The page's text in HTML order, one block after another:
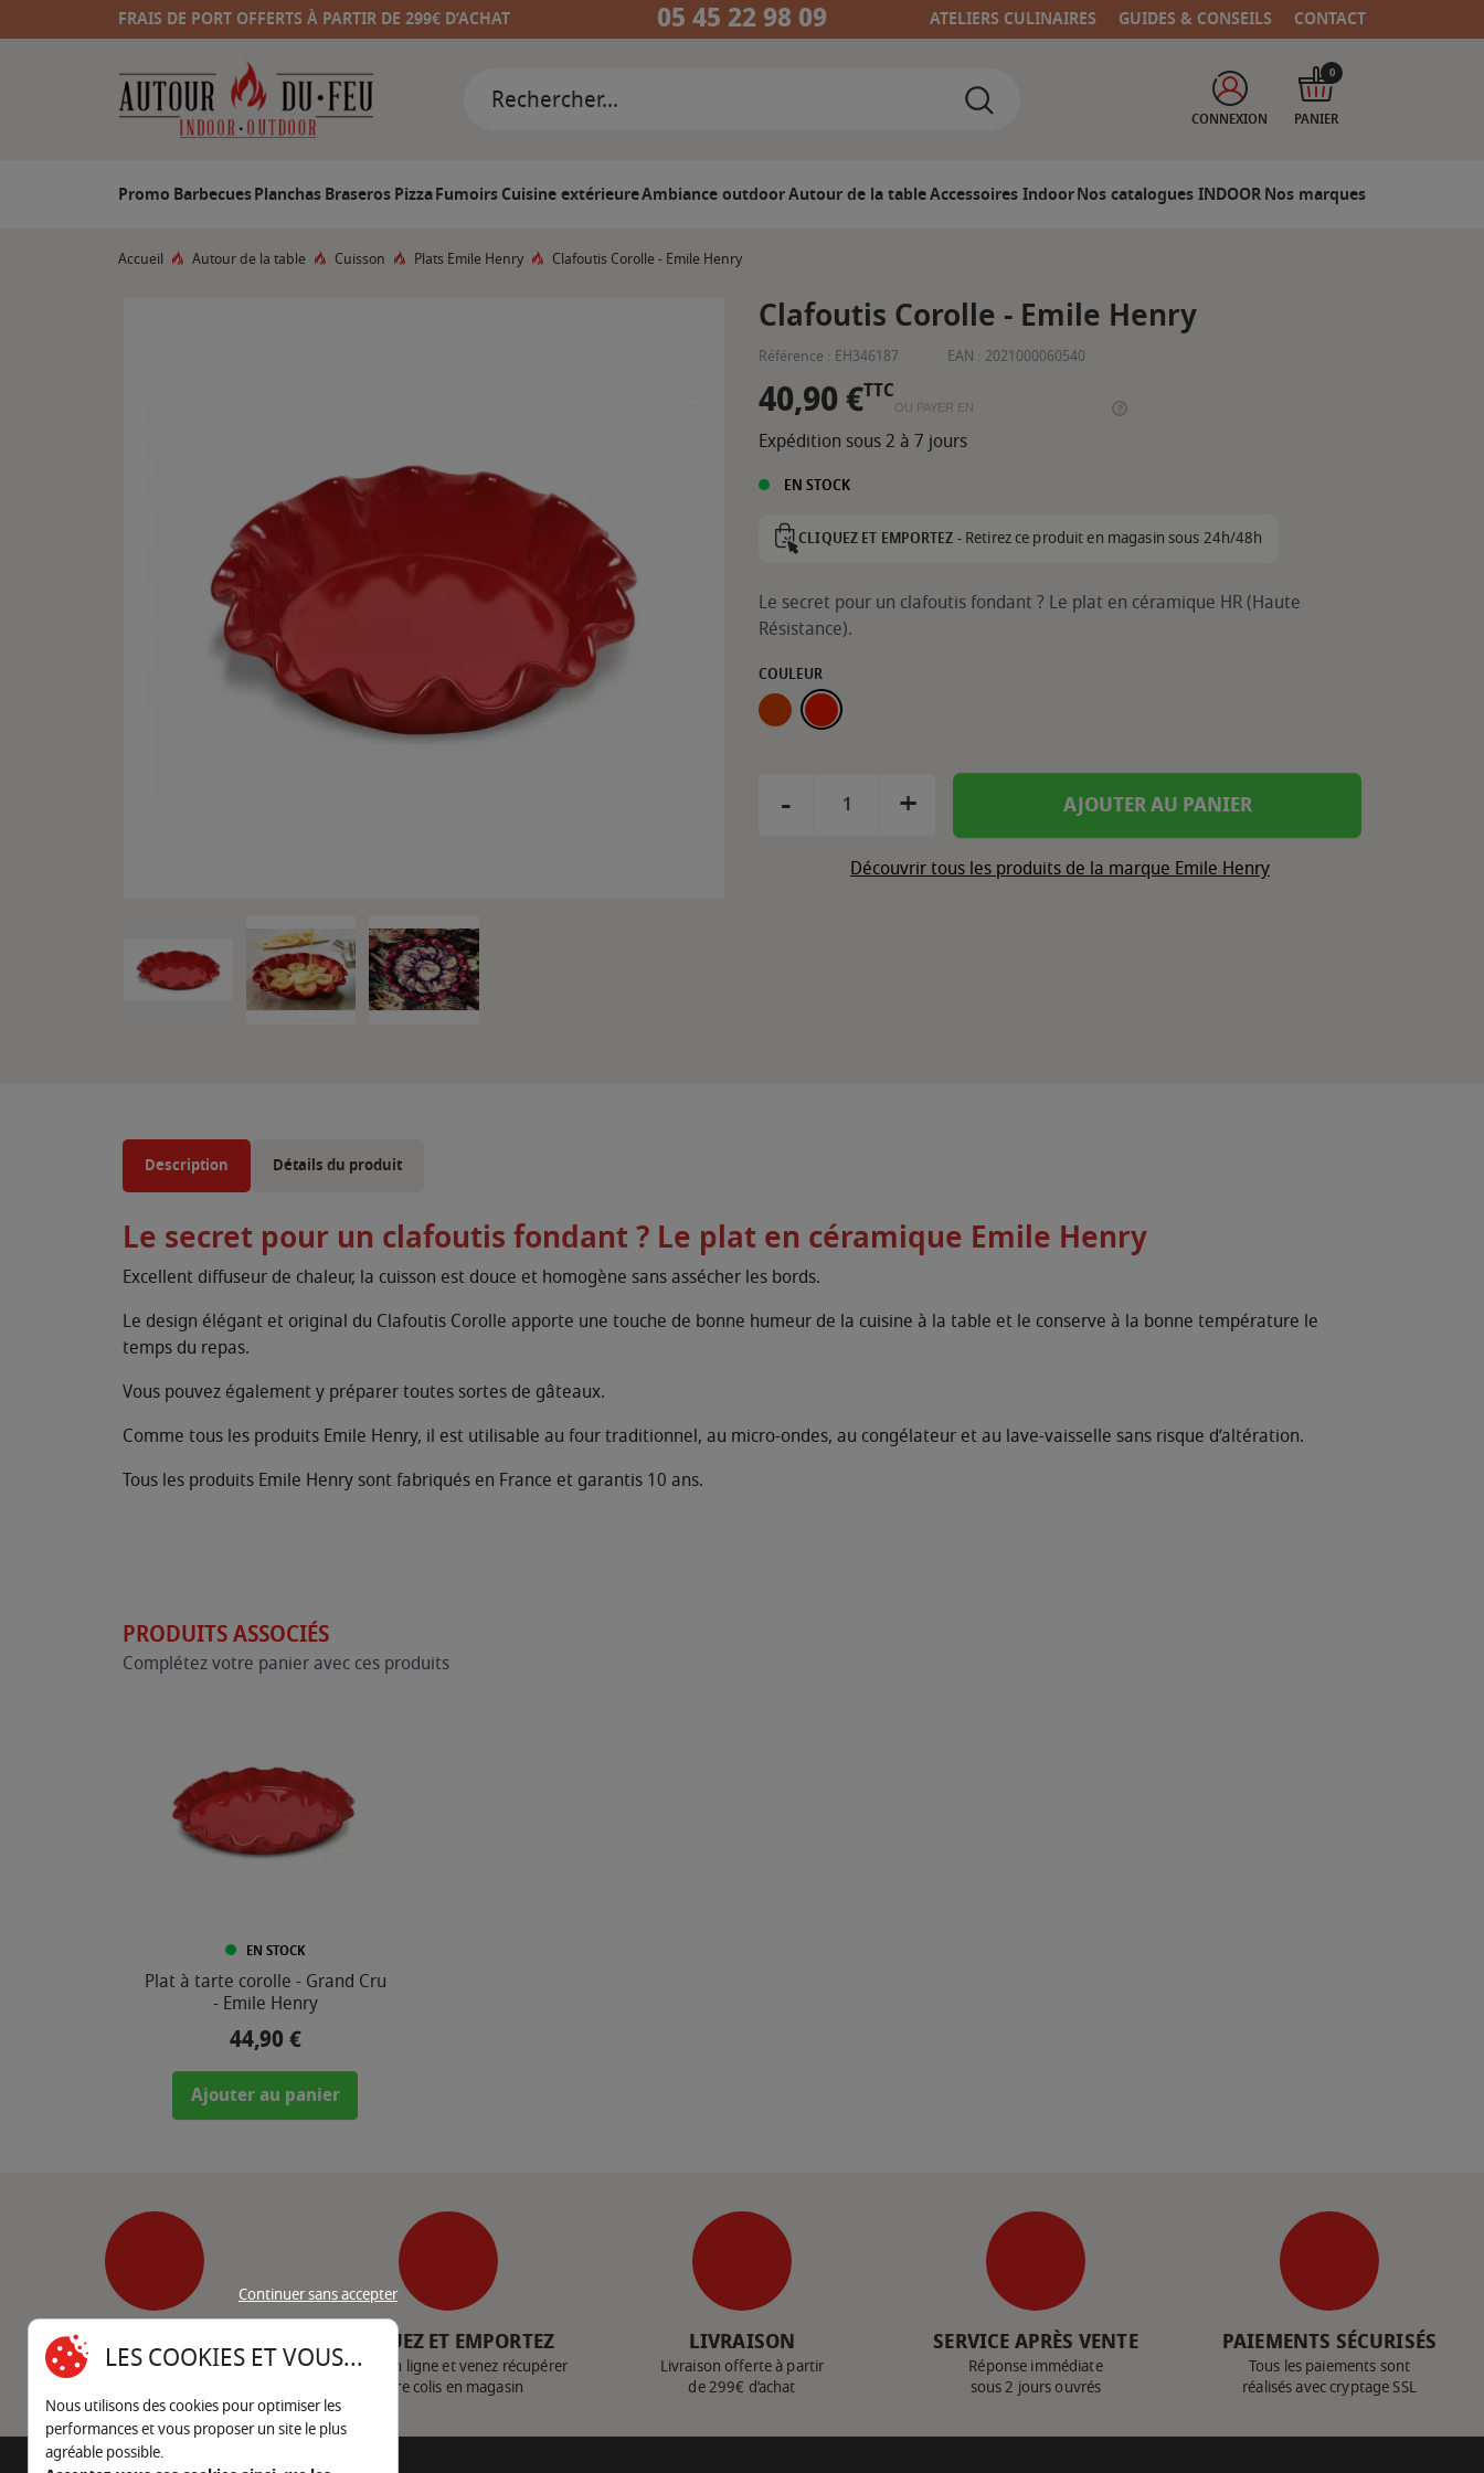
FRAIS DE PORT OFFERTS À PARTIR DE 299€ D’ACHAT 05 45 22 98 09 ATELIERS CULINAIRES GUIDES & CONSEILS CONTACT
CONNEXION PANIER
0
Promo BarbecuesPlanchasBraserosPizzaFumoirsCuisine extérieureAmbiance outdoorAutour de la tableAccessoires IndoorNos catalogues INDOORNos marques
Accueil Autour de la table Cuisson Plats Emile Henry Clafoutis Corolle - Emile Henry
Clafoutis Corolle - Emile Henry
Référence : EH346187 EAN : 2021000060540
40,90 €TTC
OU PAYER EN
Expédition sous 2 à 7 jours
EN STOCK
CLIQUEZ ET EMPORTEZ -Retirez ce produit en magasin sous 24h/48h
Le secret pour un clafoutis fondant ? Le plat en céramique HR (Haute
Résistance).
COULEUR
BRIQUEGRAND CRU
- + AJOUTER AU PANIER
Découvrir tous les produits de la marque Emile Henry
Description Détails du produit
Le secret pour un clafoutis fondant ? Le plat en céramique Emile Henry
Excellent diffuseur de chaleur, la cuisson est douce et homogène sans assécher les bords.
Le design élégant et original du Clafoutis Corolle apporte une touche de bonne humeur de la cuisine à la table et le conserve à la bonne température le
temps du repas.
Vous pouvez également y préparer toutes sortes de gâteaux.
Comme tous les produits Emile Henry, il est utilisable au four traditionnel, au micro-ondes, au congélateur et au lave-vaisselle sans risque d’altération.
Tous les produits Emile Henry sont fabriqués en France et garantis 10 ans.
PRODUITS ASSOCIÉS
Complétez votre panier avec ces produits
EN STOCK
Plat à tarte corolle - Grand Cru
- Emile Henry
Prix
44,90 €
Ajouter au panier
SERVICE CLIENT
Nous contacter
CLIQUEZ ET EMPORTEZ
Achetez en ligne et venez récupérer
votre colis en magasin
LIVRAISON
Livraison offerte à partir
de 299€ d’achat
SERVICE APRÈS VENTE
Réponse immédiate
sous 2 jours ouvrés
PAIEMENTS SÉCURISÉS
Tous les paiements sont
réalisés avec cryptage SSL
Continuer sans accepter
LES COOKIES ET VOUS...
Nous utilisons des cookies pour optimiser les
performances et vous proposer un site le plus
agréable possible.